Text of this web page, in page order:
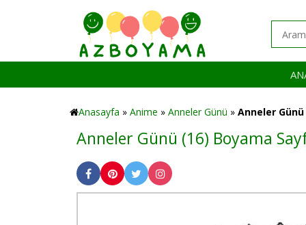
Anasayfa » Anime » Anneler Günü » Anneler Günü
Anneler Günü (16) Boyama